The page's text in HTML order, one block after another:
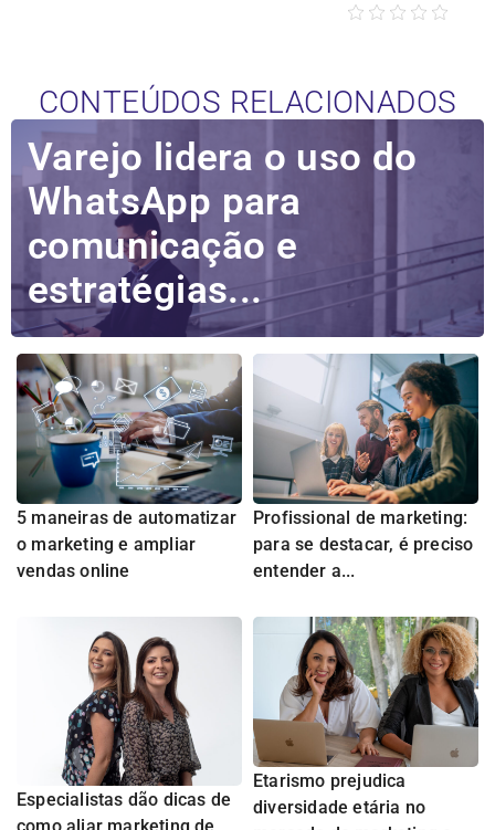
CONTEÚDOS RELACIONADOS
Varejo lidera o uso do
WhatsApp para
comunicação e
estratégias...
5 maneiras de automatizar
o marketing e ampliar
vendas online
Profissional de marketing:
para se destacar, é preciso
entender a...
Especialistas dão dicas de
Etarismo prejudica
diversidade etária no